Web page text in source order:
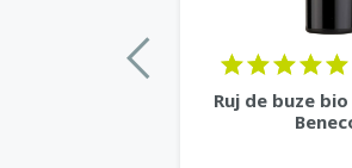
Ruj de buze